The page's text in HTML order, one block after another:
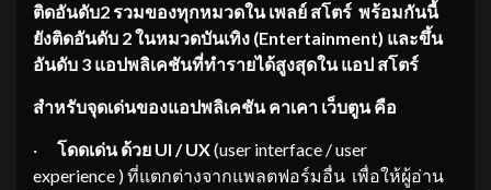
ติดอันดับ2 รวมของทุกหมวดใน เพลย์ สโตร์ พร้อมกันนี้
ยังติดอันดับ 2 ในหมวดบันเทิง (Entertainment) และขึ้น
อันดับ 3 แอปพลิเคชันที่ทำรายได้สูงสุดใน แอป สโตร์
สำหรับจุดเด่นของแอปพลิเคชัน คาเคา เว็บตูน คือ
· โดดเด่น ด้วย UI / UX(user interface / user
experience ) ที่แตกต่างจากแพลตฟอร์มอื่น เพื่อให้ผู้อ่าน